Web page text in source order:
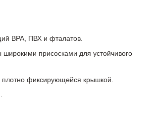
BPA, ПВХ и фталатов.
присосками для устойчивого
плотно фиксирующейся крышкой.